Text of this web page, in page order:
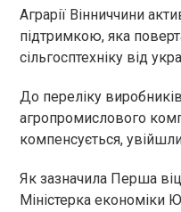
Аграрії Вінниччини
підтримкою, яка
сільгосптехніку від
До переліку
агропромислового
компенсується,
Як зазначила Перша
Міністерка економіки